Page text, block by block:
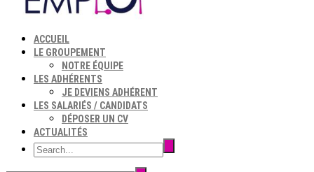
ACCUEIL
LE GROUPEMENT
NOTRE ÉQUIPE
LES ADHÉRENTS
JE DEVIENS ADHÉRENT
LES SALARIÉS / CANDIDATS
DÉPOSER UN CV
ACTUALITÉS